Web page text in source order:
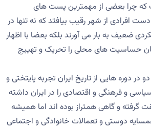
که چرا بعضی از مهمترین پست های
افرادی از شهر رقیب بیافتد که نه تنها در
ضعیف به بار می آورند بلکه بعضا با اظهار
حساسیت های محلی را تحریک و تهییج
در دوره هایی از تاریخ ایران تجربه پایتختی و
و فرهنگی و اقتصادی را در ایران داشته
گرفته و گاهی همتراز بوده اند اما همیشه
دوستی و تعمالات خانوادگی و اجتماعی